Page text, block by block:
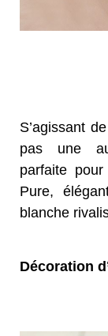
S’agissant
pas une
parfaite
Pure,
blanche
Décoration